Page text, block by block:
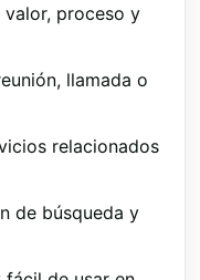
proceso y
llamada o
relacionados
de búsqueda y